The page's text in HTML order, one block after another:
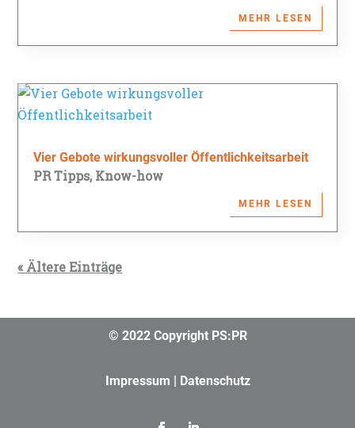
MEHR LESEN
Vier Gebote wirkungsvoller Öffentlichkeitsarbeit
PR Tipps,Know-how
MEHR LESEN
« Ältere Einträge
© 2022 Copyright PS:PR
Impressum | Datenschutz